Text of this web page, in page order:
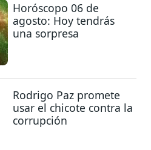
Horóscopo 06 de
agosto: Hoy tendrás
una sorpresa
Rodrigo Paz promete
usar el chicote contra la
corrupción